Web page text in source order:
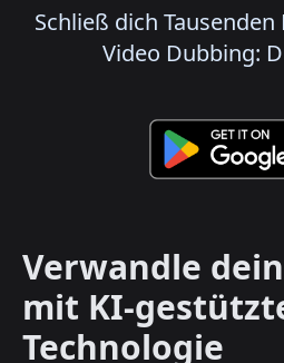
Schließ dich
Video Dubbing:
Verwandle
mit KI-
Technologie